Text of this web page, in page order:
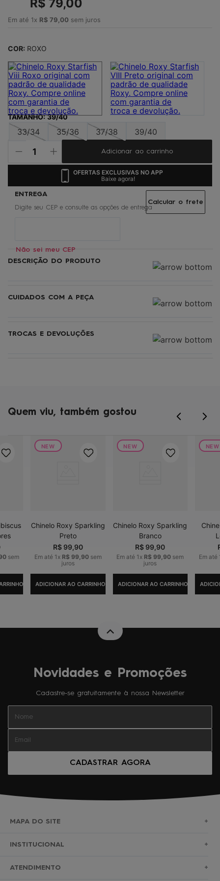
R$ 79,00
Em até 1x R$ 79 00 sem juros
COR: ROXO
TAMANHO: 39/40
33/34 35/36 37/38 39/40
Adicionar ao carrinho
OFERTAS EXCLUSIVAS NO APP
Baixe agora!
Não sei meu CEP
Calcular o frete
DESCRIÇÃO DO PRODUTO
CUIDADOS COM A PEÇA
TROCAS E DEVOLUÇÕES
Quem viu, também gostou
sem
NEW
Chinelo Roxy Sparkling
Preto
R$ 99,90
Em até 1 x R$ 99 90sem
juros
ADICIONAR AO CARRINHO
NEW
Chinelo Roxy Sparkling
Branco
R$ 99,90
Em até 1 x R$ 99 90 sem
juros
ADICIONAR AO CARRINHO
NEW
Em até
Novidades e Promoções
Cadastre-se gratuitamente à nossa Newsletter
CADASTRAR AGORA
MAPA DO SITE +
SURF
INSTITUCIONAL +
SOBRE NÓS
ATENDIMENTO +
jaqueta
5 º
maio
8º
vestido
9º
gorro
10º calça